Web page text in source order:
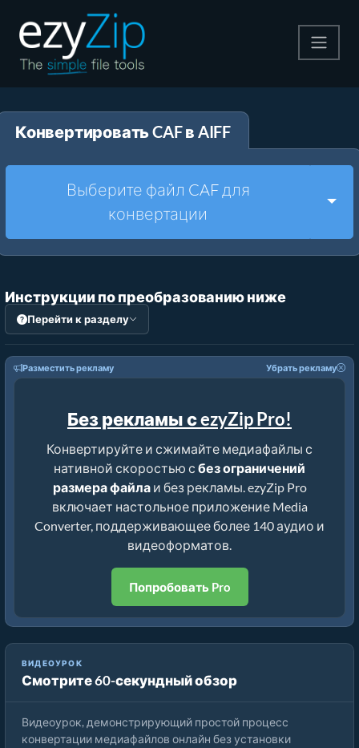
Pаспаковывайте
Другие инструменты
Конвертировать CAF в AIFF
Выберите файл CAF для
конвертации
Инструкции по преобразованию ниже
Перейти к разделу
Разместить рекламу Убрать рекламу
Без рекламы с ezyZip Pro!
Конвертируйте и сжимайте медиафайлы с
нативной скоростью с без ограничений
размера файлаи без рекламы. ezyZip Pro
включает настольное приложение Media
Converter, поддерживающее более 140 аудио и
видеоформатов.
Попробовать Pro
ВИДЕОУРОК
Смотрите 60-секундный обзор
Как конвертировать медиафайлы
Видеоурок, демонстрирующий простой процесс
конвертации медиафайлов онлайн без установки